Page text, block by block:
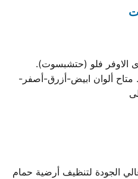
الاوفر فلو (حتشبسوت).
وارتفاع 22 مم. متاح ألوان ابيض-أزرق-أصفر-
الجودة لتنظيف أرضية حمام